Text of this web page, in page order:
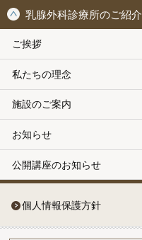
乳腺外科診療所のご紹介
ご挨拶
私たちの理念
施設のご案内
お知らせ
公開講座のお知らせ
個人情報保護方針